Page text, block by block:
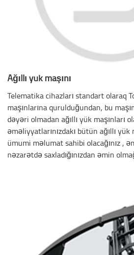
Ağıllı yük maşını
Telematika cihazları standart olaraq
maşınlarına qurulduğundan, bu
dəyəri olmadan ağıllı yük maşınları
əməliyyatlarınızdakı bütün ağıllı yük
ümumi məlumat sahibi olacağınız ,
nəzarətdə saxladığınızdan əmin